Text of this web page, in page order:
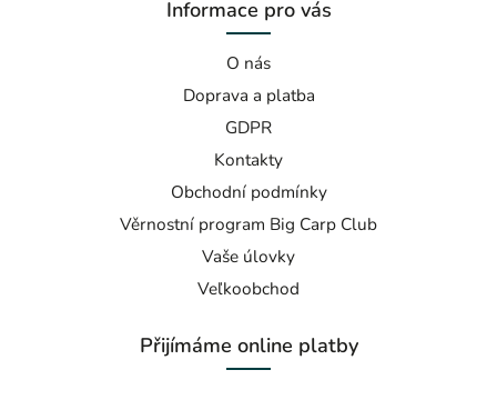
Informace pro vás
O nás
Doprava a platba
GDPR
Kontakty
Obchodní podmínky
Věrnostní program Big Carp Club
Vaše úlovky
Veľkoobchod
Přijímáme online platby